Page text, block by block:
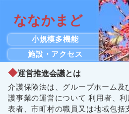
ななかまど
小規模多機能
施設・アクセス
運営推進会議とは
介護保険法は、グループホーム及
護事業の運営について 利用者、
表者、市町村の職員又は地域包括